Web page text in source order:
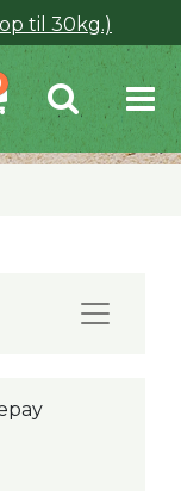
til 30kg.)